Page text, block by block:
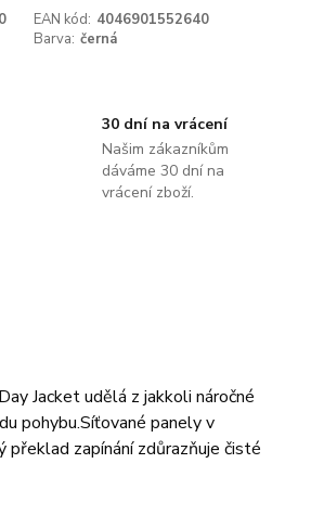
EAN kód: 4046901552640
Barva: černá
30 dní na vrácení
Našim zákazníkům
dáváme 30 dní na
vrácení zboží.
Jacket udělá z jakkoli náročné
pohybu.Síťované panely v
překlad zapínání zdůrazňuje čisté